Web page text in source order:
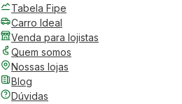
Tabela Fipe
Carro Ideal
Venda para lojistas
Quem somos
Nossas lojas
Blog
Dúvidas